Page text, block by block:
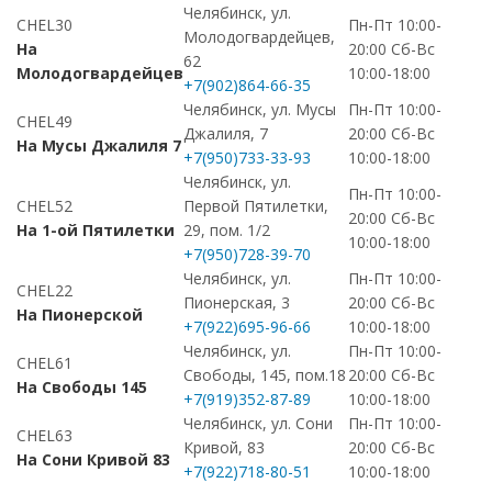
CHEL30
На
Молодогвардейцев
Челябинск, ул.
Молодогвардейцев,
62
+7(902)864-66-35
Пн-Пт 10:00-
20:00 Сб-Вс
10:00-18:00
CHEL49
На Мусы Джалиля 7
Челябинск, ул. Мусы
Джалиля, 7
+7(950)733-33-93
Пн-Пт 10:00-
20:00 Сб-Вс
10:00-18:00
CHEL52
На 1-ой Пятилетки
Челябинск, ул.
Первой Пятилетки,
29, пом. 1/2
+7(950)728-39-70
Пн-Пт 10:00-
20:00 Сб-Вс
10:00-18:00
CHEL22
На Пионерской
Челябинск, ул.
Пионерская, 3
+7(922)695-96-66
Пн-Пт 10:00-
20:00 Сб-Вс
10:00-18:00
CHEL61
На Свободы 145
Челябинск, ул.
Свободы, 145, пом.18
+7(919)352-87-89
Пн-Пт 10:00-
20:00 Сб-Вс
10:00-18:00
CHEL63
На Сони Кривой 83
Челябинск, ул. Сони
Кривой, 83
+7(922)718-80-51
Пн-Пт 10:00-
20:00 Сб-Вс
10:00-18:00